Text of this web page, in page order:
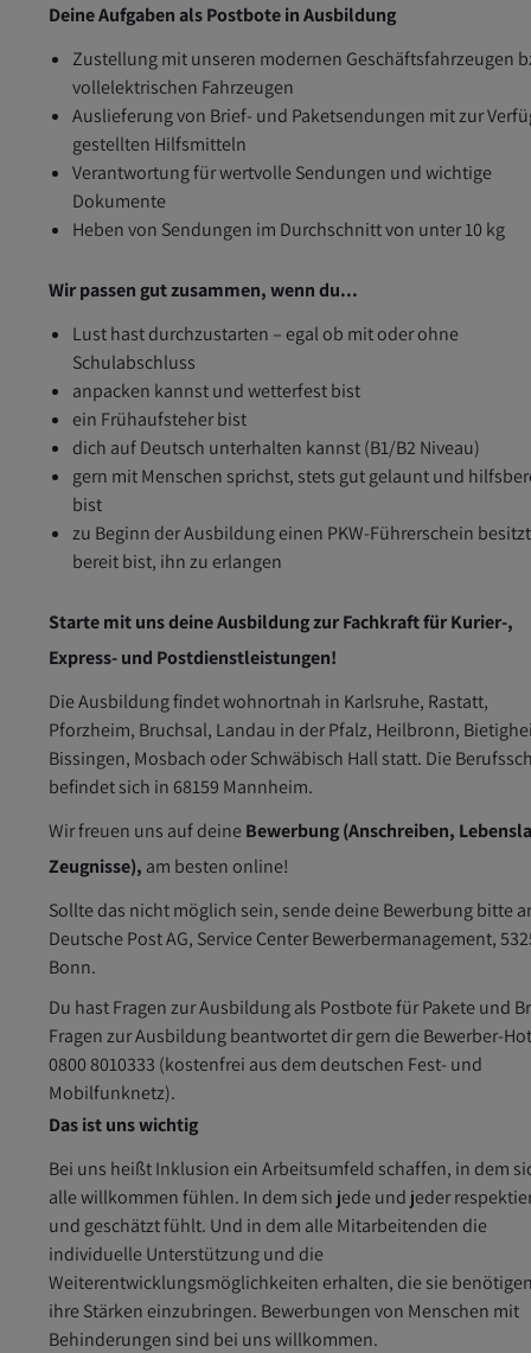
Deine Aufgaben als Postbote in Ausbildung
Zustellung mit unseren modernen Geschäftsfahrzeugen
vollelektrischen Fahrzeugen
Auslieferung von Brief- und Paketsendungen mit zur
gestellten Hilfsmitteln
Verantwortung für wertvolle Sendungen und wichtige
Dokumente
Heben von Sendungen im Durchschnitt von unter 10 kg
Wir passen gut zusammen, wenn du...
Lust hast durchzustarten – egal ob mit oder ohne
Schulabschluss
anpacken kannst und wetterfest bist
ein Frühaufsteher bist
dich auf Deutsch unterhalten kannst (B1/B2 Niveau)
gern mit Menschen sprichst, stets gut gelaunt und
bist
zu Beginn der Ausbildung einen PKW-Führerschein
bereit bist, ihn zu erlangen
Starte mit uns deine Ausbildung zur Fachkraft für Kurier-,
Express- und Postdienstleistungen!
Die Ausbildung findet wohnortnah in Karlsruhe, Rastatt,
Pforzheim, Bruchsal, Landau in der Pfalz, Heilbronn,
Bissingen, Mosbach oder Schwäbisch Hall statt. Die
befindet sich in 68159 Mannheim.
Wir freuen uns auf deineBewerbung (Anschreiben,
Zeugnisse), am besten online!
Sollte das nicht möglich sein, sende deine Bewerbung bitte
Deutsche Post AG, Service Center Bewerbermanagement,
Bonn.
Du hast Fragen zur Ausbildung als Postbote für Pakete und
Fragen zur Ausbildung beantwortet dir gern die Bewerber-
0800 8010333 (kostenfrei aus dem deutschen Fest- und
Mobilfunknetz).
Das ist uns wichtig
Bei uns heißt Inklusion ein Arbeitsumfeld schaffen, in dem
alle willkommen fühlen. In dem sich jede und jeder
und geschätzt fühlt. Und in dem alle Mitarbeitenden die
individuelle Unterstützung und die
Weiterentwicklungsmöglichkeiten erhalten, die sie
ihre Stärken einzubringen. Bewerbungen von Menschen mit
Behinderungen sind bei uns willkommen.